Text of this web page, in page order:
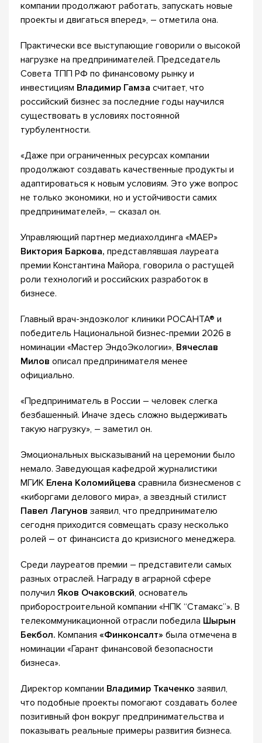
компании продолжают работать, запускать новые
проекты и двигаться вперед», – отметила она.
Практически все выступающие говорили о высокой
нагрузке на предпринимателей. Председатель
Совета ТПП РФ по финансовому рынку и
инвестициям Владимир Гамза считает, что
российский бизнес за последние годы научился
существовать в условиях постоянной
турбулентности.
«Даже при ограниченных ресурсах компании
продолжают создавать качественные продукты и
адаптироваться к новым условиям. Это уже вопрос
не только экономики, но и устойчивости самих
предпринимателей», – сказал он.
Управляющий партнер медиахолдинга «МАЕР»
Виктория Баркова, представлявшая лауреата
премии Константина Майора, говорила о растущей
роли технологий и российских разработок в
бизнесе.
Главный врач-эндоэколог клиники РОСАНТА® и
победитель Национальной бизнес-премии 2026 в
номинации «Мастер ЭндоЭкологии», Вячеслав
Милов описал предпринимателя менее
официально.
«Предприниматель в России – человек слегка
безбашенный. Иначе здесь сложно выдерживать
такую нагрузку», – заметил он.
Эмоциональных высказываний на церемонии было
немало. Заведующая кафедрой журналистики
МГИК Елена Коломийцева сравнила бизнесменов с
«киборгами делового мира», а звездный стилист
Павел Лагунов заявил, что предпринимателю
сегодня приходится совмещать сразу несколько
ролей – от финансиста до кризисного менеджера.
Среди лауреатов премии – представители самых
разных отраслей. Награду в аграрной сфере
получил Яков Очаковский, основатель
приборостроительной компании «НПК “Стамакс”». В
телекоммуникационной отрасли победила Шырын
Бекбол. Компания «Финконсалт» была отмечена в
номинации «Гарант финансовой безопасности
бизнеса».
Директор компании Владимир Ткаченко заявил,
что подобные проекты помогают создавать более
позитивный фон вокруг предпринимательства и
показывать реальные примеры развития бизнеса.